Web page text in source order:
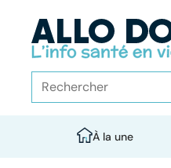
À la une